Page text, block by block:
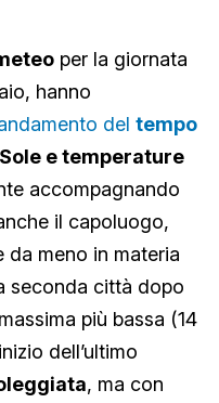
per la giornata
hanno
del tempo
Sole e temperature
accompagnando
il capoluogo,
da meno in materia
seconda città dopo
più bassa (14
dell’ultimo
, ma con